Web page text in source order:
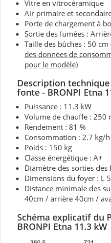
Vitre en vitrocéramique
Air primaire et
Porte de chargement à
Sortie des fumées :
Taille des bûches : 50 cm
des données de
pour le modèle)
Description
fonte - BRONPI Etna
Puissance : 11.3 kW
Volume de chauffe : 250
Rendement : 81 %
Consommation : 2.7 kg/h
Poids : 150 kg
Classe énergétique : A+
Diamètre des sorties
Dimensions du foyer : L
Distance minimale des
40cm / arrière 40cm /
Schéma explicatif du
BRONPI Etna 11.3 kW